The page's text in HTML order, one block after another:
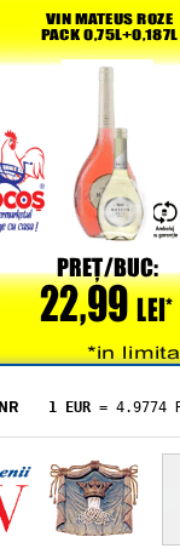
1 EUR = 4.9774
= 5.8304
1 XAU= 464.4611
1 AED= 1.1933
1 AUD= 2.7957
1 BGN= 2.5449